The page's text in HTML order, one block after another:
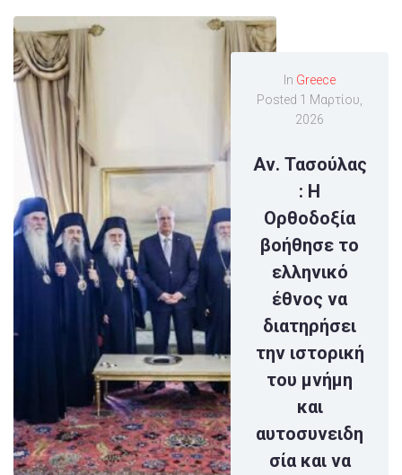
In Greece
Posted 1 Μαρτίου,
2026
Αν. Τασούλας
: Η
Ορθοδοξία
βοήθησε το
ελληνικό
έθνος να
διατηρήσει
την ιστορική
του μνήμη
και
αυτοσυνειδη
σία και να